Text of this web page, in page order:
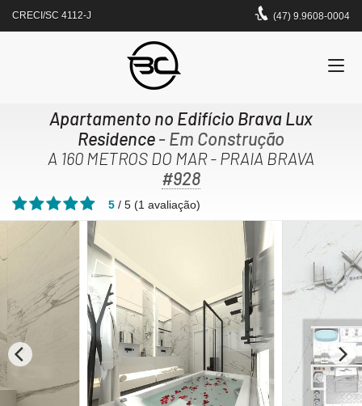
CRECI/SC 4112-J (47) 9.9608-0004
Apartamento no Edifício Brava Lux
Residence- Em Construção
A 160 METROS DO MAR - PRAIA BRAVA
#928
5 / 5 (1 avaliação)